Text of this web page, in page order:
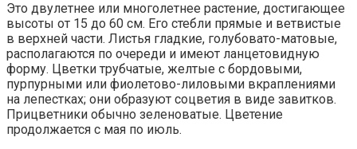
Это двулетнее или многолетнее растение, достигающее
высоты от 15 до 60 см. Его стебли прямые и ветвистые
в верхней части. Листья гладкие, голубовато-матовые,
располагаются по очереди и имеют ланцетовидную
форму. Цветки трубчатые, желтые с бордовыми,
пурпурными или фиолетово-лиловыми вкраплениями
на лепестках; они образуют соцветия в виде завитков.
Прицветники обычно зеленоватые. Цветение
продолжается с мая по июль.